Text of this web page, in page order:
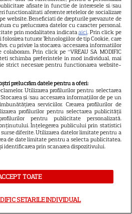
Maicii Domnului. Ce
mănâncă în post
vase de gătit îți trebuie
te muți singur – ustensile
care trebuie să le ai în
afisate in functie de interesele si/sau
functionalitati aferente retelelor de socializare
website. Beneficiati de drepturile prevazute de
cu prelucrarea datelor cu caracter personal.
prin modalitatea indicataaici. Prin click pe
folosirea tuturor Tehnologiilor de tip Cookie, care
cu privire la stocarea/accesarea informatiilor
Prin click pe “VREAU SA MODIFIC
schimba preferintele in mod individual, mai
strict necesare pentru functionarea website-
prelucrăm datele pentru a oferi:
Utilizarea profilurilor pentru selectarea
și/sau accesarea informațiilor de pe un
serviciilor. Crearea profilurilor de
profilurilor pentru selectarea publicității
pentru publicitate personalizată.
Înțelegerea publicului prin statistici
diferite. Utilizarea datelor limitate pentru a
de date limitate pentru a selecta publicitatea.
identificarea prin scanarea dispozitivului.
TOATE
SETARILE INDIVIDUAL